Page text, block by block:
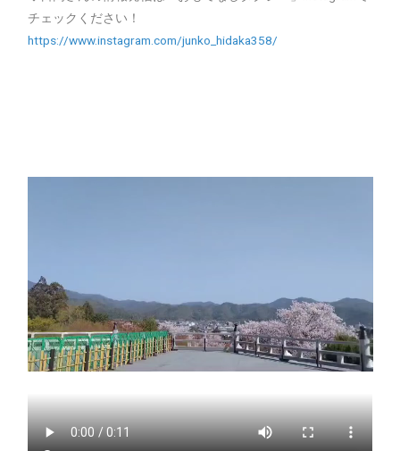
チェックください！
https://www.instagram.com/junko_hidaka358/